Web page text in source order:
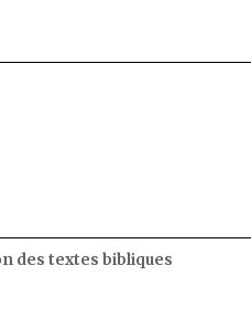
des textes bibliques